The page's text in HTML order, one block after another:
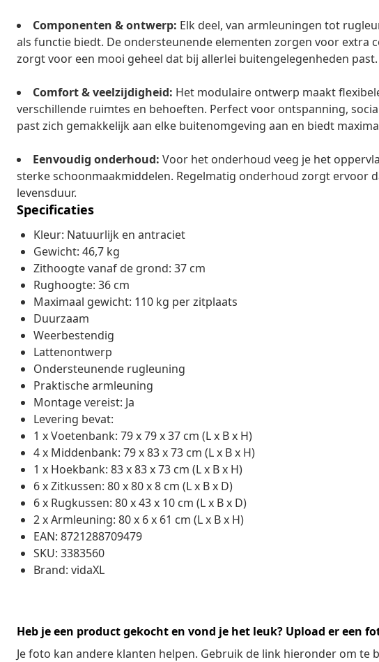
Componenten & ontwerp: Elk deel, van armleuningen tot
als functie biedt. De ondersteunende elementen zorgen voor extra
zorgt voor een mooi geheel dat bij allerlei buitengelegenheden past.
Comfort & veelzijdigheid: Het modulaire ontwerp maakt
verschillende ruimtes en behoeften. Perfect voor ontspanning,
past zich gemakkelijk aan elke buitenomgeving aan en biedt
Eenvoudig onderhoud: Voor het onderhoud veeg je het
sterke schoonmaakmiddelen. Regelmatig onderhoud zorgt ervoor
levensduur.
Specificaties
Kleur: Natuurlijk en antraciet
Gewicht: 46,7 kg
Zithoogte vanaf de grond: 37 cm
Rughoogte: 36 cm
Maximaal gewicht: 110 kg per zitplaats
Duurzaam
Weerbestendig
Lattenontwerp
Ondersteunende rugleuning
Praktische armleuning
Montage vereist: Ja
Levering bevat:
1 x Voetenbank: 79 x 79 x 37 cm (L x B x H)
4 x Middenbank: 79 x 83 x 73 cm (L x B x H)
1 x Hoekbank: 83 x 83 x 73 cm (L x B x H)
6 x Zitkussen: 80 x 80 x 8 cm (L x B x D)
6 x Rugkussen: 80 x 43 x 10 cm (L x B x D)
2 x Armleuning: 80 x 6 x 61 cm (L x B x H)
EAN: 8721288709479
SKU: 3383560
Brand: vidaXL
Heb je een product gekocht en vond je het leuk? Upload er een
Je foto kan andere klanten helpen. Gebruik de link hieronder om te